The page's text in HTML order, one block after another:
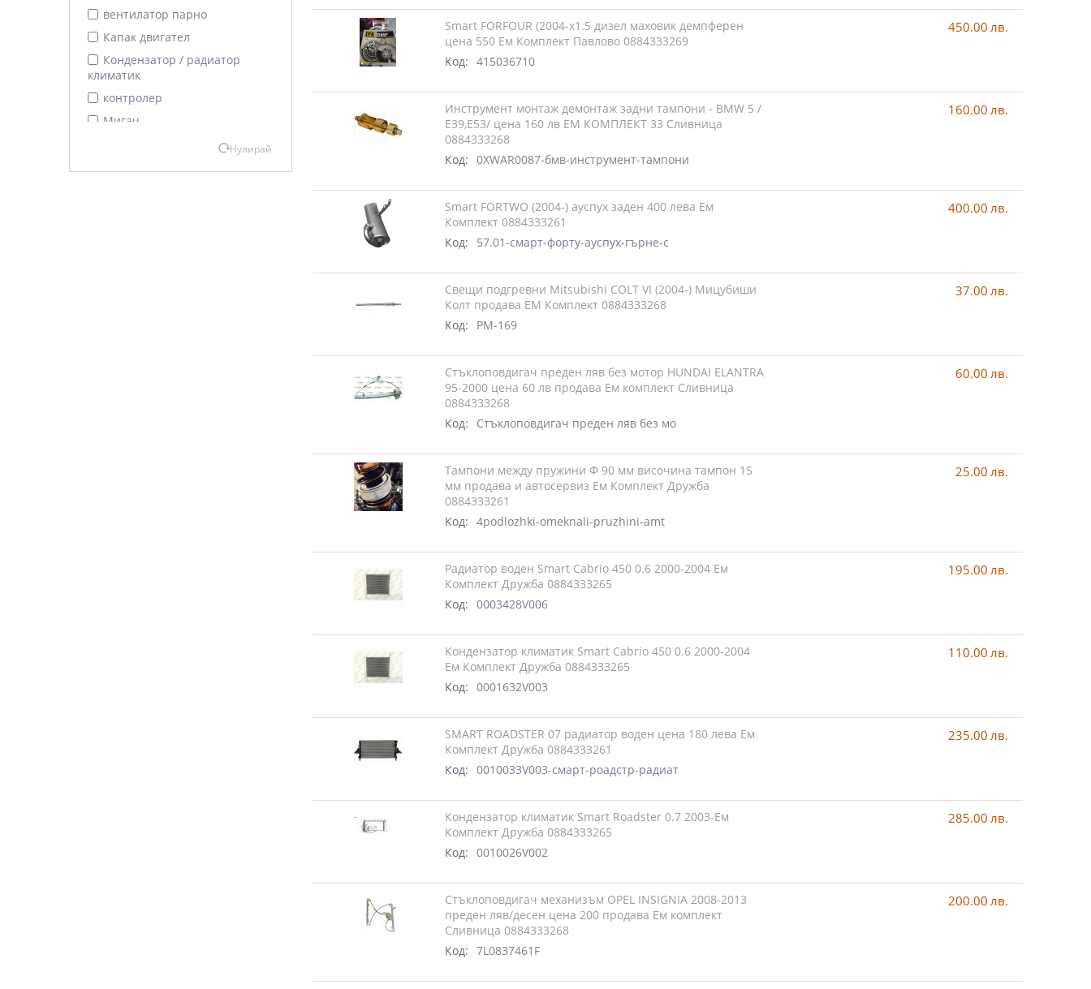
вентилатор парно
Капак двигател
Кондензатор / радиатор
климатик
контролер
Мигач
Моторче предни чистачкиНулирай
Smart FORFOUR (2004-х1.5 дизел маховик демпферен
цена 550 Ем Комплект Павлово 0884333269
Код: 415036710
450.00 лв.
Инструмент монтаж демонтаж задни тампони - BMW 5 /
E39,E53/ цена 160 лв ЕМ КОМПЛЕКТ 33 Сливница
0884333268
Код: 0XWAR0087-бмв-инструмент-тампони
160.00 лв.
Smart FORTWO (2004-) ауспух заден 400 лева Ем
Комплект 0884333261
Код:
57.01-смарт-форту-ауспух-гърне-с
400.00 лв.
Свещи подгревни Mitsubishi COLT VI (2004-) Мицубиши
Колт продава ЕМ Комплект 0884333268
Код:
PM-169
37.00 лв.
Стъклоповдигач преден ляв без мотор HUNDAI ELANTRA
95-2000 цена 60 лв продава Ем комплект Сливница
0884333268
Код:
Стъклоповдигач преден ляв без мо
60.00 лв.
Тампони между пружини Ф 90 мм височина тампон 15
мм продава и автосервиз Ем Комплект Дружба
0884333261
Код: 4podlozhki-omeknali-pruzhini-amt
25.00 лв.
Радиатор воден Smart Cabrio 450 0.6 2000-2004 Ем
Комплект Дружба 0884333265
Код: 0003428V006
195.00 лв.
Кондензатор климатик Smart Cabrio 450 0.6 2000-2004
Ем Комплект Дружба 0884333265
Код: 0001632V003
110.00 лв.
SMART ROADSTER 07 радиатор воден цена 180 лева Ем
Комплект Дружба 0884333261
Код: 0010033V003-смарт-роадстр-радиат
235.00 лв.
Кондензатор климатик Smart Roadster 0.7 2003-Ем
Комплект Дружба 0884333265
Код: 0010026V002
285.00 лв.
Стъклоповдигач механизъм OPEL INSIGNIA 2008-2013
преден ляв/десен цена 200 продава Ем комплект
Сливница 0884333268
Код: 7L0837461F
200.00 лв.